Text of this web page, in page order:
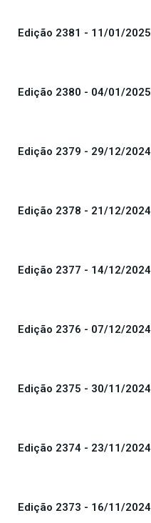
Edição 2381 - 11/01/2025
Edição 2380 - 04/01/2025
Edição 2379 - 29/12/2024
Edição 2378 - 21/12/2024
Edição 2377 - 14/12/2024
Edição 2376 - 07/12/2024
Edição 2375 - 30/11/2024
Edição 2374 - 23/11/2024
Edição 2373 - 16/11/2024